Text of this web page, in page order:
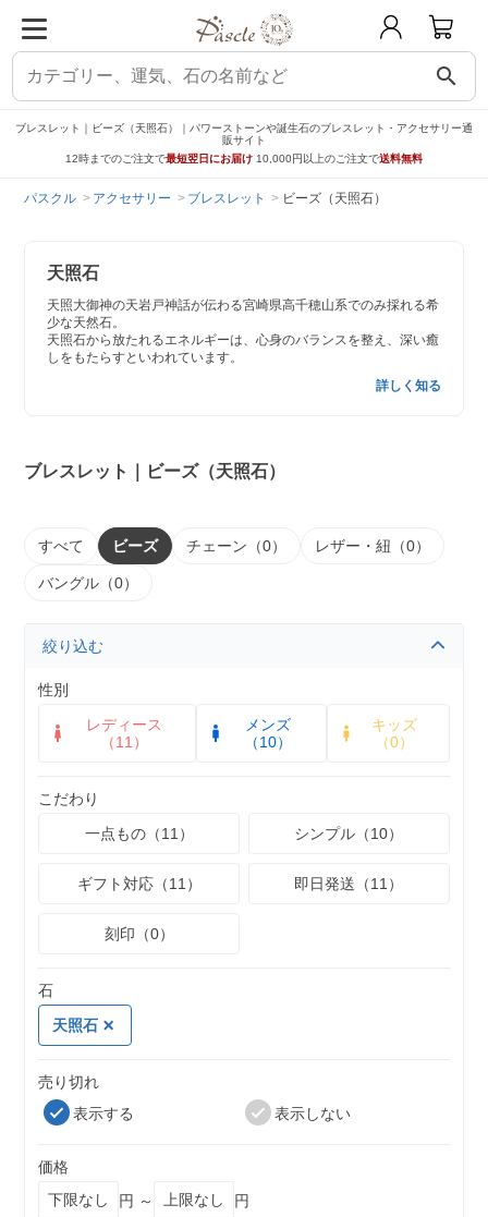
search
ブレスレット｜ビーズ（天照石）｜パワーストーンや誕生石のブレスレット・アクセサリー通
販サイト
12時までのご注文で最短翌日にお届け 10,000円以上のご注文で送料無料
パスクル アクセサリー ブレスレット ビーズ（天照石）
天照石
天照大御神の天岩戸神話が伝わる宮崎県高千穂山系でのみ採れる希
少な天然石。
天照石から放たれるエネルギーは、心身のバランスを整え、深い癒
しをもたらすといわれています。
詳しく知る
ブレスレット｜ビーズ（天照石）
すべて ビーズ チェーン（0） レザー・紐（0）
バングル（0）
絞り込む
性別
レディース
（11）
メンズ
（10）
キッズ
（0）
こだわり
一点もの（11）
シンプル（10）
ギフト対応（11） 即日発送（11）
刻印（0）
石
天照石
売り切れ
表示する
表示しない
価格
円 ～
円